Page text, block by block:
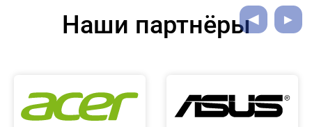
Наши партнёры